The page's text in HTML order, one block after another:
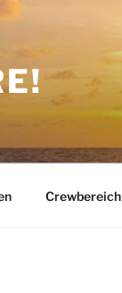
Crewbereich